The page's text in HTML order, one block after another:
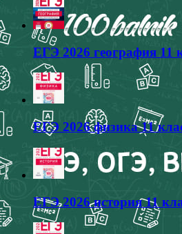
ЕГЭ 2026 география 11
ЕГЭ 2026 физика 11
ЕГЭ 2026 история 11